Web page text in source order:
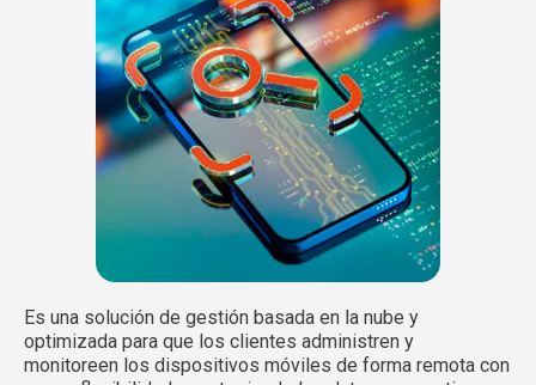
Es una solución de gestión basada en la nube y
optimizada para que los clientes administren y
monitoreen los dispositivos móviles de forma remota con